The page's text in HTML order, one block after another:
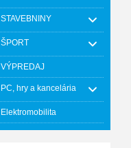
STAVEBNINY
ŠPORT
VÝPREDAJ
PC, hry a kancelária
Elektromobilita